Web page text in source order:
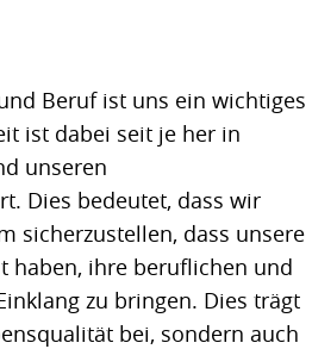
Beruf ist uns ein wichtiges
ist dabei seit je her in
unseren
Dies bedeutet, dass wir
sicherzustellen, dass unsere
haben, ihre beruflichen und
zu bringen. Dies trägt
bei, sondern auch